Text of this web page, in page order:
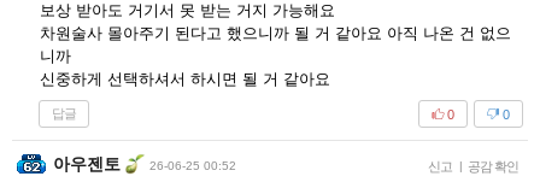
보상 받아도 거기서 못 받는 거지 가능해요
차원술사 몰아주기 된다고 했으니까 될 거 같아요 아직 나온 건 없으
니까
신중하게 선택하셔서 하시면 될 거 같아요
답글 0
0
아우젠토 26-06-25 00:52 신고 | 공감 확인